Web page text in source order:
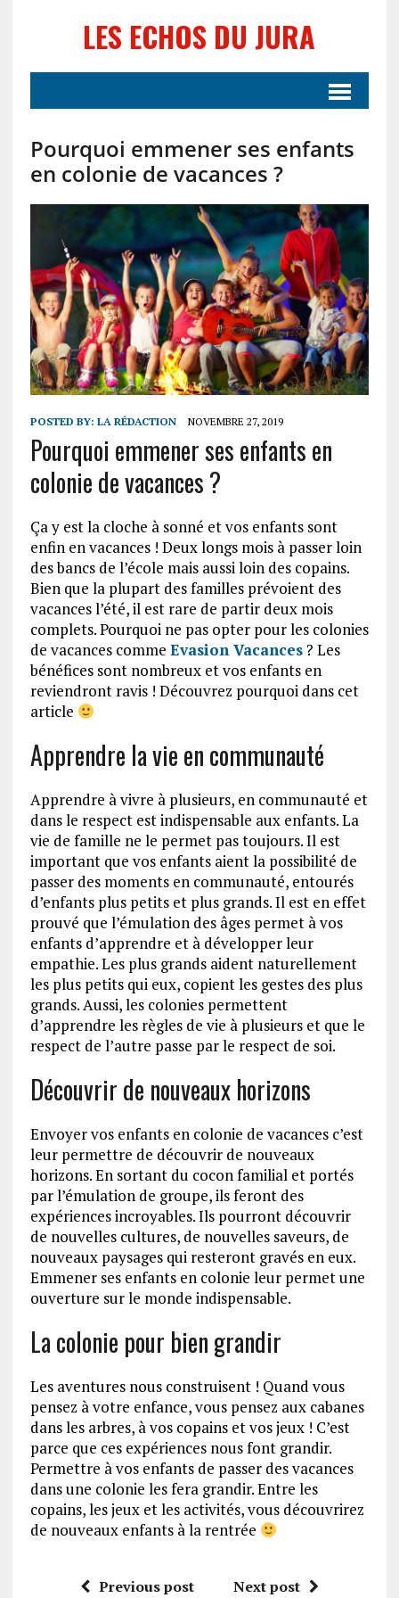
LES ECHOS DU JURA
Pourquoi emmener ses enfants
en colonie de vacances ?
POSTED BY: LA RÉDACTION NOVEMBRE 27, 2019
Pourquoi emmener ses enfants en
colonie de vacances ?
Ça y est la cloche à sonné et vos enfants sont
enfin en vacances ! Deux longs mois à passer loin
des bancs de l’école mais aussi loin des copains.
Bien que la plupart des familles prévoient des
vacances l’été, il est rare de partir deux mois
complets. Pourquoi ne pas opter pour les colonies
de vacances comme Evasion Vacances? Les
bénéfices sont nombreux et vos enfants en
reviendront ravis ! Découvrez pourquoi dans cet
article
Apprendre la vie en communauté
Apprendre à vivre à plusieurs, en communauté et
dans le respect est indispensable aux enfants. La
vie de famille ne le permet pas toujours. Il est
important que vos enfants aient la possibilité de
passer des moments en communauté, entourés
d’enfants plus petits et plus grands. Il est en effet
prouvé que l’émulation des âges permet à vos
enfants d’apprendre et à développer leur
empathie. Les plus grands aident naturellement
les plus petits qui eux, copient les gestes des plus
grands. Aussi, les colonies permettent
d’apprendre les règles de vie à plusieurs et que le
respect de l’autre passe par le respect de soi.
Découvrir de nouveaux horizons
Envoyer vos enfants en colonie de vacances c’est
leur permettre de découvrir de nouveaux
horizons. En sortant du cocon familial et portés
par l’émulation de groupe, ils feront des
expériences incroyables. Ils pourront découvrir
de nouvelles cultures, de nouvelles saveurs, de
nouveaux paysages qui resteront gravés en eux.
Emmener ses enfants en colonie leur permet une
ouverture sur le monde indispensable.
La colonie pour bien grandir
Les aventures nous construisent ! Quand vous
pensez à votre enfance, vous pensez aux cabanes
dans les arbres, à vos copains et vos jeux ! C’est
parce que ces expériences nous font grandir.
Permettre à vos enfants de passer des vacances
dans une colonie les fera grandir. Entre les
copains, les jeux et les activités, vous découvrirez
de nouveaux enfants à la rentrée
Previous post Next post